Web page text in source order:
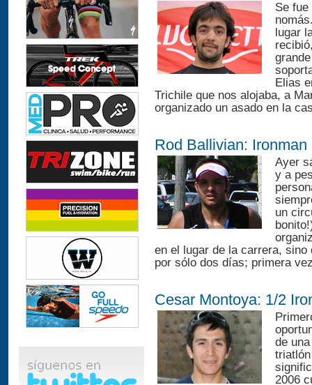
Se
lugar
Elias
Trichile que nos alojaba, a
organizado un asado en la
Rod Ballivian:
Ayer
y a
un
en el lugar de la carrera,
por sólo dos días; primera
Cesar Montoya: 1/2
de
2006